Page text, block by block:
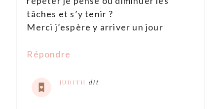
tâches et s’y tenir ?
Merci j’espère y arriver un jour
Répondre
JUDITH dit